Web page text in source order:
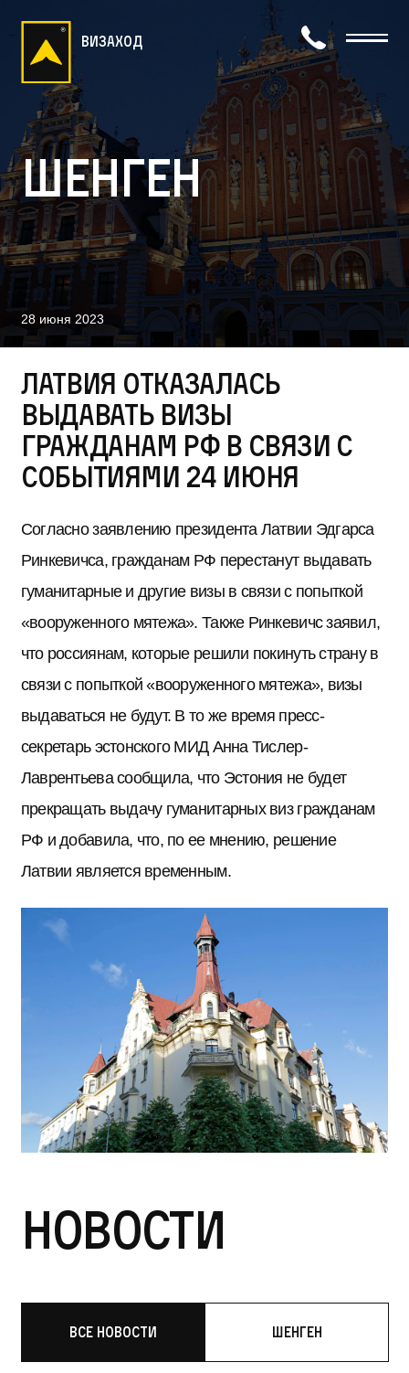
визаход
Шенген
28 июня 2023
Латвия отказалась
выдавать визы
гражданам РФ в связи с
событиями 24 июня
Согласно заявлению президента Латвии Эдгарса
Ринкевичса, гражданам РФ перестанут выдавать
гуманитарные и другие визы в связи с попыткой
«вооруженного мятежа». Также Ринкевичс заявил,
что россиянам, которые решили покинуть страну в
связи с попыткой «вооруженного мятежа», визы
выдаваться не будут. В то же время пресс-
секретарь эстонского МИД Анна Тислер-
Лаврентьева сообщила, что Эстония не будет
прекращать выдачу гуманитарных виз гражданам
РФ и добавила, что, по ее мнению, решение
Латвии является временным.
Новости
Все новости Шенген